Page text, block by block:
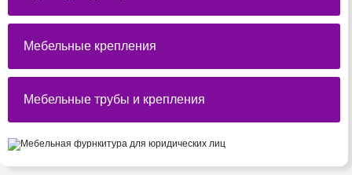
Мебельные крепления
Мебельные трубы и крепления